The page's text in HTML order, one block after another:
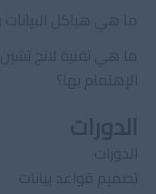
ما هي هياكل البيانات
الإهتمام بها؟
الدورات
الدورات
تصميم قواعد بيانات